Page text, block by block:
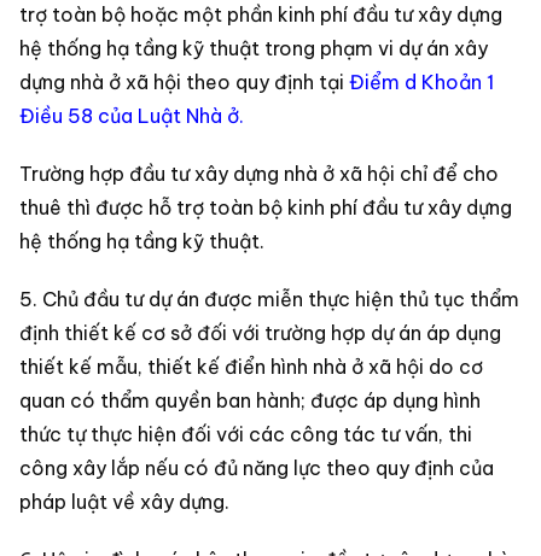
trợ toàn bộ hoặc một phần kinh phí đầu tư xây dựng
hệ thống hạ tầng kỹ thuật trong phạm vi dự án xây
dựng nhà ở xã hội theo quy định tại Điểm d Khoản 1
Điều 58 của Luật Nhà ở.
Trường hợp đầu tư xây dựng nhà ở xã hội chỉ để cho
thuê thì được hỗ trợ toàn bộ kinh phí đầu tư xây dựng
hệ thống hạ tầng kỹ thuật.
5. Chủ đầu tư dự án được miễn thực hiện thủ tục thẩm
định thiết kế cơ sở đối với trường hợp dự án áp dụng
thiết kế mẫu, thiết kế điển hình nhà ở xã hội do cơ
quan có thẩm quyền ban hành; được áp dụng hình
thức tự thực hiện đối với các công tác tư vấn, thi
công xây lắp nếu có đủ năng lực theo quy định của
pháp luật về xây dựng.